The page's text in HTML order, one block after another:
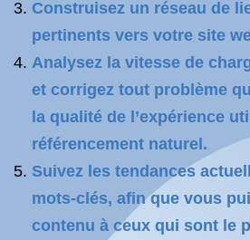
Construisez un réseau de
pertinents vers votre site
Analysez la vitesse de
et corrigez tout problème
la qualité de l’expérience
référencement naturel.
Suivez les tendances
mots-clés, afin que vous
contenu à ceux qui sont le